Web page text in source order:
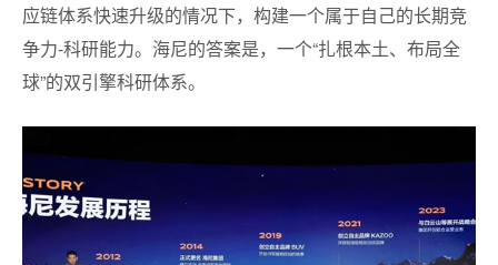
应链体系快速升级的情况下，构建一个属于自己的长期竞
争力-科研能力。海尼的答案是，一个“扎根本土、布局全
球”的双引擎科研体系。